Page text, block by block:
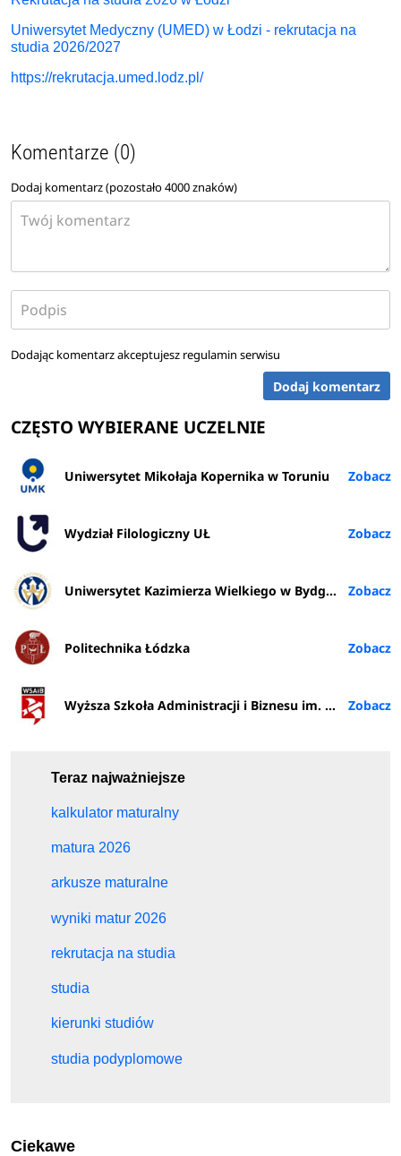
Uniwersytet Medyczny (UMED) w Łodzi - rekrutacja na
studia 2026/2027
https://rekrutacja.umed.lodz.pl/
Komentarze (0)
Dodaj komentarz (pozostało4000znaków)
Dodając komentarz akceptujesz regulamin serwisu
Dodaj komentarz
CZĘSTO WYBIERANE UCZELNIE
Uniwersytet Mikołaja Kopernika w Toruniu
Wydział Filologiczny UŁ
Uniwersytet Kazimierza Wielkiego w Bydgoszczy
Politechnika Łódzka
Wyższa Szkoła Administracji i Biznesu im. E. Kwiatkowskiego w Gdyni
Teraz najważniejsze
kalkulator maturalny
matura 2026
arkusze maturalne
wyniki matur 2026
rekrutacja na studia
studia
kierunki studiów
studia podyplomowe
Ciekawe